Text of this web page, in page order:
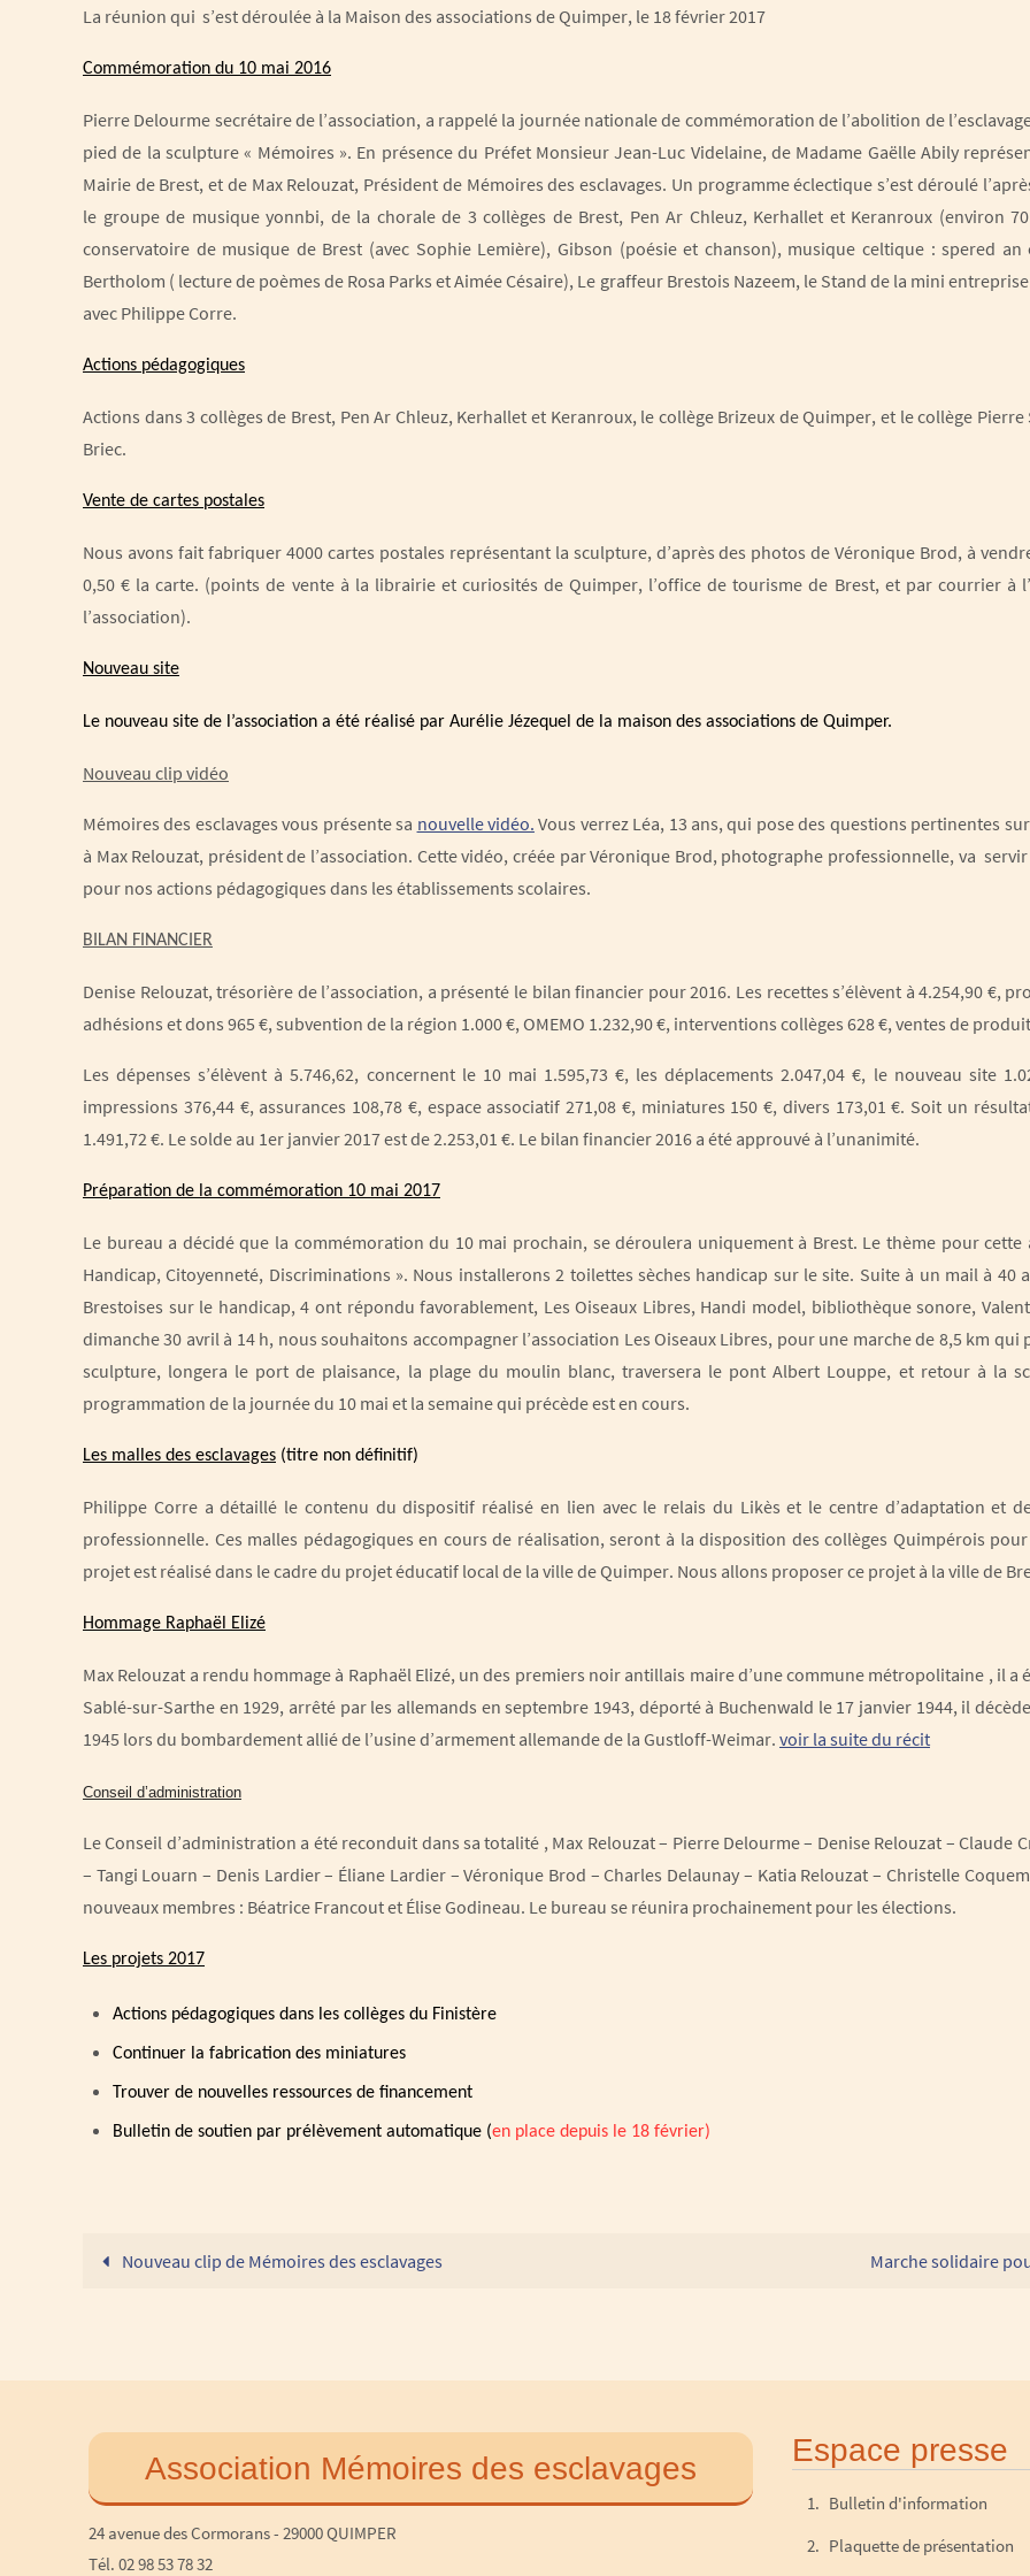
La réunion qui s’est déroulée à la Maison des associations de Quimper, le 18 février 2017
Commémoration du 10 mai 2016
Pierre Delourme secrétaire de l’association, a rappelé la journée nationale de commémoration de l’abolition de
pied de la sculpture « Mémoires ». En présence du Préfet Monsieur Jean-Luc Videlaine, de Madame Gaëlle Abily
Mairie de Brest, et de Max Relouzat, Président de Mémoires des esclavages. Un programme éclectique s’est déroulé
le groupe de musique yonnbi, de la chorale de 3 collèges de Brest, Pen Ar Chleuz, Kerhallet et Keranroux (environ
conservatoire de musique de Brest (avec Sophie Lemière), Gibson (poésie et chanson), musique celtique : spered an
Bertholom ( lecture de poèmes de Rosa Parks et Aimée Césaire), Le graffeur Brestois Nazeem, le Stand de la mini entreprise
avec Philippe Corre.
Actions pédagogiques
Actions dans 3 collèges de Brest, Pen Ar Chleuz, Kerhallet et Keranroux, le collège Brizeux de Quimper, et le collège
Briec.
Vente de cartes postales
Nous avons fait fabriquer 4000 cartes postales représentant la sculpture, d’après des photos de Véronique Brod, à
0,50 € la carte. (points de vente à la librairie et curiosités de Quimper, l’office de tourisme de Brest, et par courrier à
l’association).
Nouveau site
Le nouveau site de l’association a été réalisé par Aurélie Jézequel de la maison des associations de Quimper.
Nouveau clip vidéo
Mémoires des esclavages vous présente sa nouvelle vidéo. Vous verrez Léa, 13 ans, qui pose des questions pertinentes sur
à Max Relouzat, président de l’association. Cette vidéo, créée par Véronique Brod, photographe professionnelle, va
pour nos actions pédagogiques dans les établissements scolaires.
BILAN FINANCIER
Denise Relouzat, trésorière de l’association, a présenté le bilan financier pour 2016. Les recettes s’élèvent à 4.254,90 €,
adhésions et dons 965 €, subvention de la région 1.000 €, OMEMO 1.232,90 €, interventions collèges 628 €, ventes de
Les dépenses s’élèvent à 5.746,62, concernent le 10 mai 1.595,73 €, les déplacements 2.047,04 €, le nouveau site
impressions 376,44 €, assurances 108,78 €, espace associatif 271,08 €, miniatures 150 €, divers 173,01 €. Soit un
1.491,72 €. Le solde au 1er janvier 2017 est de 2.253,01 €. Le bilan financier 2016 a été approuvé à l’unanimité.
Préparation de la commémoration 10 mai 2017
Le bureau a décidé que la commémoration du 10 mai prochain, se déroulera uniquement à Brest. Le thème pour cette
Handicap, Citoyenneté, Discriminations ». Nous installerons 2 toilettes sèches handicap sur le site. Suite à un mail à 40
Brestoises sur le handicap, 4 ont répondu favorablement, Les Oiseaux Libres, Handi model, bibliothèque sonore,
dimanche 30 avril à 14 h, nous souhaitons accompagner l’association Les Oiseaux Libres, pour une marche de 8,5 km qui
sculpture, longera le port de plaisance, la plage du moulin blanc, traversera le pont Albert Louppe, et retour à la
programmation de la journée du 10 mai et la semaine qui précède est en cours.
Les malles des esclavages (titre non définitif)
Philippe Corre a détaillé le contenu du dispositif réalisé en lien avec le relais du Likès et le centre d’adaptation et
professionnelle. Ces malles pédagogiques en cours de réalisation, seront à la disposition des collèges Quimpérois
projet est réalisé dans le cadre du projet éducatif local de la ville de Quimper. Nous allons proposer ce projet à la ville de
Hommage Raphaël Elizé
Max Relouzat a rendu hommage à Raphaël Elizé, un des premiers noir antillais maire d’une commune métropolitaine , il a
Sablé-sur-Sarthe en 1929, arrêté par les allemands en septembre 1943, déporté à Buchenwald le 17 janvier 1944, il
1945 lors du bombardement allié de l’usine d’armement allemande de la Gustloff-Weimar. voir la suite du récit
Conseil d’administration
Le Conseil d’administration a été reconduit dans sa totalité , Max Relouzat – Pierre Delourme – Denise Relouzat – Claude
– Tangi Louarn – Denis Lardier – Éliane Lardier – Véronique Brod – Charles Delaunay – Katia Relouzat – Christelle
nouveaux membres : Béatrice Francout et Élise Godineau. Le bureau se réunira prochainement pour les élections.
Les projets 2017
Actions pédagogiques dans les collèges du Finistère
Continuer la fabrication des miniatures
Trouver de nouvelles ressources de financement
Bulletin de soutien par prélèvement automatique (en place depuis le 18 février)
Nouveau clip de Mémoires des esclavages Marche solidaire
Association Mémoires des esclavages
24 avenue des Cormorans - 29000 QUIMPER
Tél. 02 98 53 78 32
Espace presse
Bulletin d'information
Plaquette de présentation